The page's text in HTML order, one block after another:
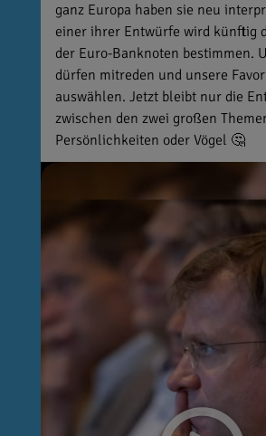
ganz Europa haben sie neu
einer ihrer Entwürfe wird künftig
der Euro-Banknoten bestimmen.
dürfen mitreden und unsere
auswählen. Jetzt bleibt nur die
zwischen den zwei großen
Persönlichkeiten oder Vögel 🤔